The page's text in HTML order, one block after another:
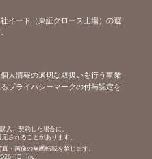
イード（東証グロース上場）の運
人情報の適切な取扱いを行う事業
プライバシーマークの付与認定を
入、契約した場合に、
されることがあります。
・画像の無断転載を禁じます。
IID, Inc.